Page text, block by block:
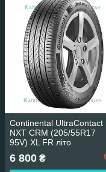
Continental UltraContact
NXT CRM (205/55R17
95V) XL FR літо
6 800 ₴